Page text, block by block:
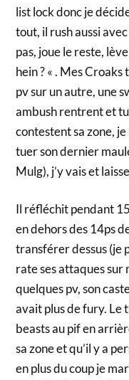
list lock donc je
tout, il rush aussi
pas, joue le reste,
hein ? « . Mes
pv sur un autre, une
ambush rentrent et
contestent sa zone,
tuer son dernier
Mulg), j’y vais et
Il réfléchit pendant
en dehors des 14ps
transférer dessus (je
rate ses attaques sur
quelques pv, son
avait plus de fury. Le
beasts au pif en
sa zone et qu’il y a
en plus du coup je